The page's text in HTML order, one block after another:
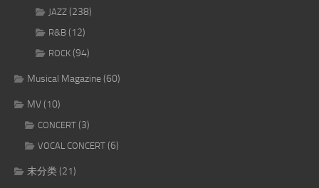
JAZZ (238)
R&B (12)
ROCK (94)
Musical Magazine(60)
MV(10)
CONCERT (3)
VOCAL CONCERT (6)
未分类(21)